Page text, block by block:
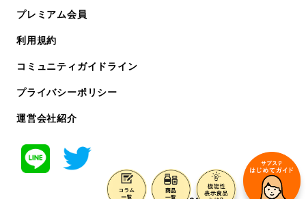
プレミアム会員
利用規約
コミュニティガイドライン
プライバシーポリシー
運営会社紹介